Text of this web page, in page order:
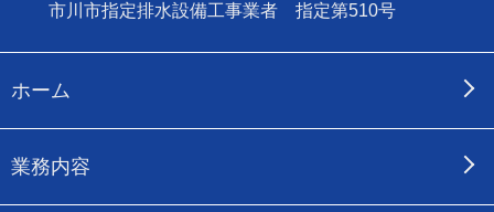
市川市指定排水設備工事業者 指定第510号
ホーム
業務内容